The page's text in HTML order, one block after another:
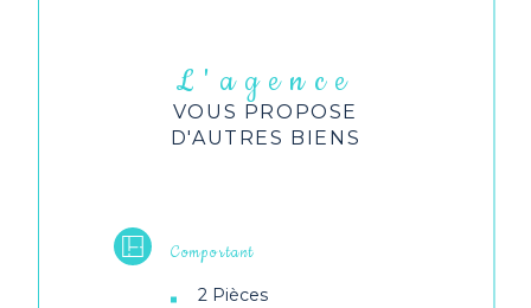
L'agence
VOUS PROPOSE
D'AUTRES BIENS
Comportant
2 Pièces